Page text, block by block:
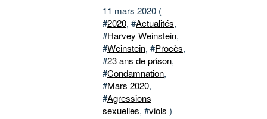
11 mars 2020 (
#2020, #Actualités,
#Harvey Weinstein,
#Weinstein, #Procès,
#23 ans de prison,
#Condamnation,
#Mars 2020,
#Agressions
sexuelles, #viols )